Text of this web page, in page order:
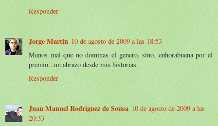
Responder
Jorge Martin 10 de agosto de 2009 a las 18:53
Menos mal que no dominas el genero, sino, enhorabuena por el
premio...un abrazo desde mis historias
Responder
Juan Manuel Rodríguez de Sousa 10 de agosto de 2009 a las
20:33